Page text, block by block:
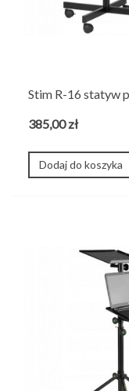
Stim R-16 statyw
385,00 zł
Dodaj do koszyka